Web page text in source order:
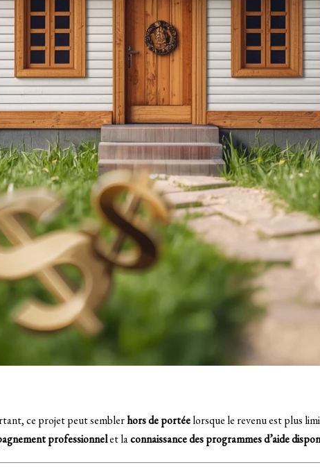
ce projet peut semblerhors de portéelorsque le revenu est plus
professionnelet laconnaissance des programmes d’aide